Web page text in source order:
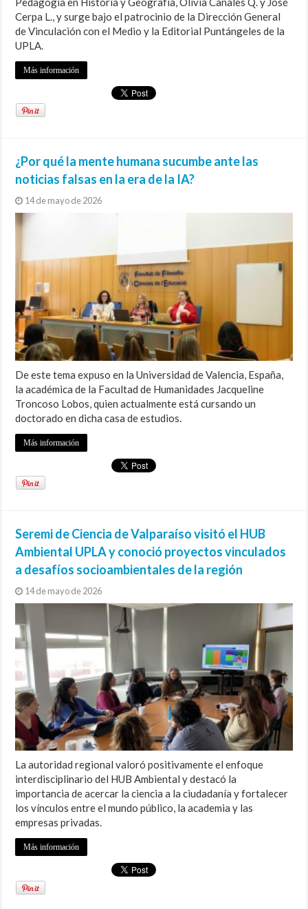
Cerpa L., y surge bajo el patrocinio de la Dirección General
de Vinculación con el Medio y la Editorial Puntángeles de la
UPLA.
Más información
¿Por qué la mente humana sucumbe ante las
noticias falsas en la era de la IA?
14 de mayo de 2026
De este tema expuso en la Universidad de Valencia, España,
la académica de la Facultad de Humanidades Jacqueline
Troncoso Lobos, quien actualmente está cursando un
doctorado en dicha casa de estudios.
Más información
Seremi de Ciencia de Valparaíso visitó el HUB
Ambiental UPLA y conoció proyectos vinculados
a desafíos socioambientales de la región
14 de mayo de 2026
La autoridad regional valoró positivamente el enfoque
interdisciplinario del HUB Ambiental y destacó la
importancia de acercar la ciencia a la ciudadanía y fortalecer
los vínculos entre el mundo público, la academia y las
empresas privadas.
Más información